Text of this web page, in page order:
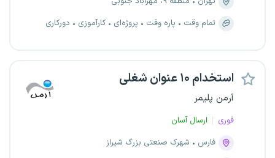
تمام وقت
پاره وقت پروژه‌ای کارآموزی دورکاری
استخدام ۱۰ عنوان شغلی
آرمن پلیمر
فوری
ارسال آسان
فارس
شهرک صنعتی بزرگ شیراز